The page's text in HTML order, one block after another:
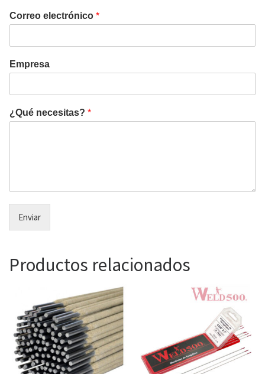
Correo electrónico *
Empresa
¿Qué necesitas? *
Enviar
Productos relacionados